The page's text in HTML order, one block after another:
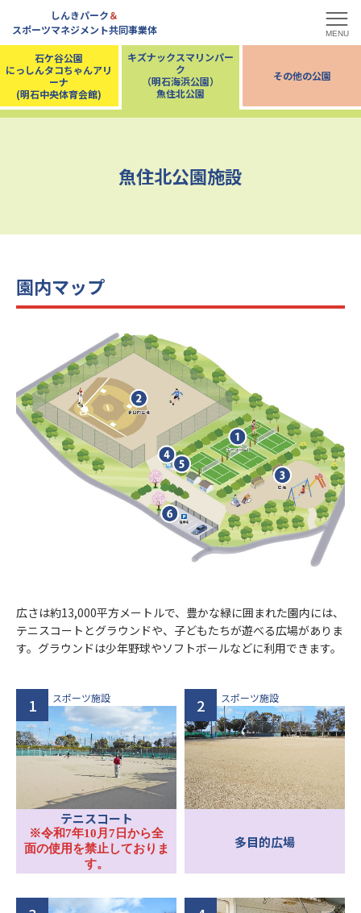
しんきパーク＆
スポーツマネジメント共同事業体
MENU
石ケ谷公園
にっしんタコちゃんアリ
ーナ
(明石中央体育会館)
キズナックスマリンパー
ク
（明石海浜公園）
魚住北公園
その他の公園
魚住北公園施設
園内マップ
広さは約13,000平方メートルで、豊かな緑に囲まれた園内には、
テニスコートとグラウンドや、子どもたちが遊べる広場がありま
す。グラウンドは少年野球やソフトボールなどに利用できます。
テニスコート
※令和7年10月7日から全
面の使用を禁止しておりま
す。
スポーツ施設
多目的広場
スポーツ施設